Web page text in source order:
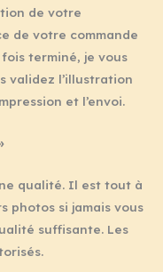
de votre
de votre commande
terminé, je vous
validez l’illustration
et l’envoi.
qualité. Il est tout à
photos si jamais vous
suffisante. Les